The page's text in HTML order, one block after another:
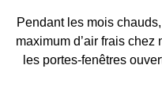
Pendant les mois
maximum d’air frais
les portes-fenêtres